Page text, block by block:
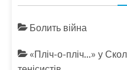
Болить війна
«Пліч-о-пліч…» у